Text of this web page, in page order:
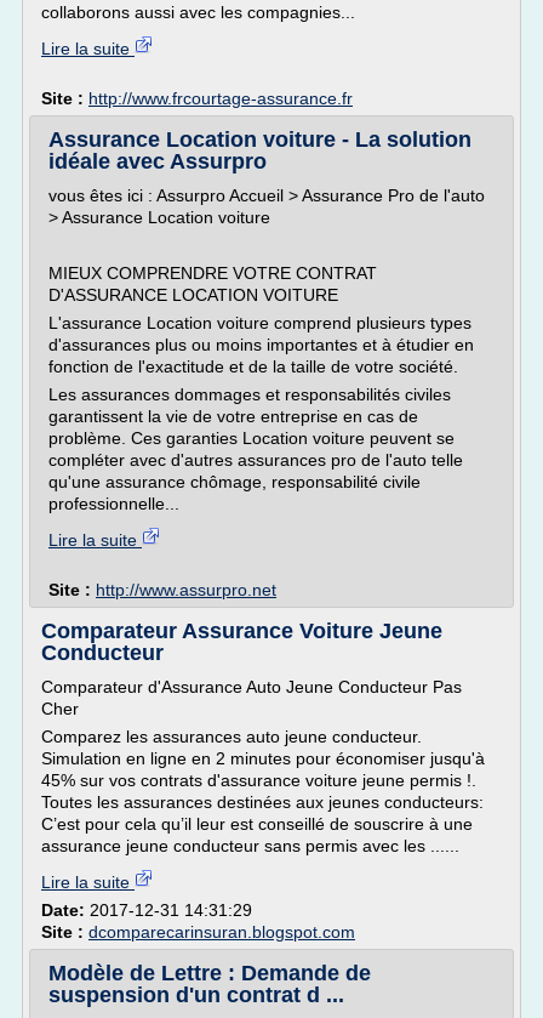
collaborons aussi avec les compagnies...
Lire la suite
Site : http://www.frcourtage-assurance.fr
Assurance Location voiture - La solution
idéale avec Assurpro
vous êtes ici : Assurpro Accueil > Assurance Pro de l'auto
> Assurance Location voiture
MIEUX COMPRENDRE VOTRE CONTRAT
D'ASSURANCE LOCATION VOITURE
L'assurance Location voiture comprend plusieurs types
d'assurances plus ou moins importantes et à étudier en
fonction de l'exactitude et de la taille de votre société.
Les assurances dommages et responsabilités civiles
garantissent la vie de votre entreprise en cas de
problème. Ces garanties Location voiture peuvent se
compléter avec d'autres assurances pro de l'auto telle
qu'une assurance chômage, responsabilité civile
professionnelle...
Lire la suite
Site : http://www.assurpro.net
Comparateur Assurance Voiture Jeune
Conducteur
Comparateur d'Assurance Auto Jeune Conducteur Pas
Cher
Comparez les assurances auto jeune conducteur.
Simulation en ligne en 2 minutes pour économiser jusqu'à
45% sur vos contrats d'assurance voiture jeune permis !.
Toutes les assurances destinées aux jeunes conducteurs:
C’est pour cela qu’il leur est conseillé de souscrire à une
assurance jeune conducteur sans permis avec les ......
Lire la suite
Date: 2017-12-31 14:31:29
Site : dcomparecarinsuran.blogspot.com
Modèle de Lettre : Demande de
suspension d'un contrat d ...